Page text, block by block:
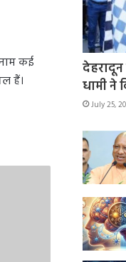
कई
हैं।
देहरादून
धामी ने
July 25,